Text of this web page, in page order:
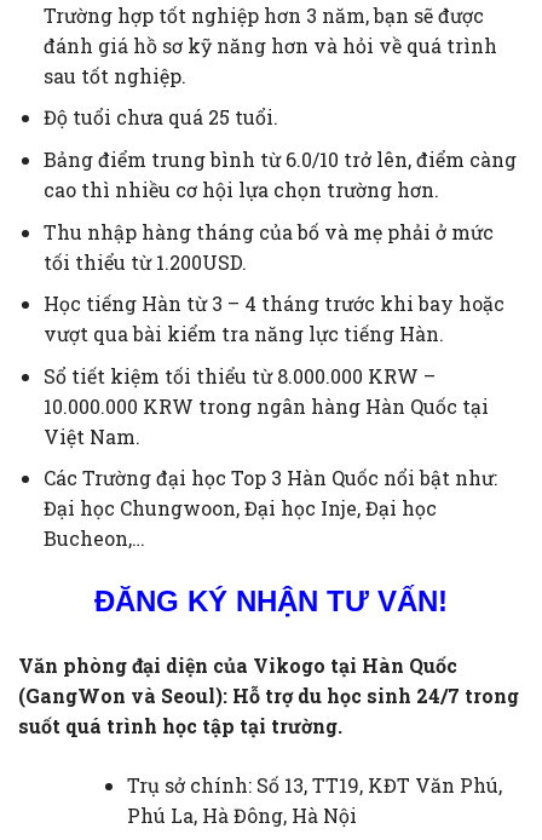
Trường hợp tốt nghiệp hơn 3 năm, bạn sẽ được
đánh giá hồ sơ kỹ năng hơn và hỏi về quá trình
sau tốt nghiệp.
Độ tuổi chưa quá 25 tuổi.
Bảng điểm trung bình từ 6.0/10 trở lên, điểm càng
cao thì nhiều cơ hội lựa chọn trường hơn.
Thu nhập hàng tháng của bố và mẹ phải ở mức
tối thiểu từ 1.200USD.
Học tiếng Hàn từ 3 – 4 tháng trước khi bay hoặc
vượt qua bài kiểm tra năng lực tiếng Hàn.
Sổ tiết kiệm tối thiểu từ 8.000.000 KRW –
10.000.000 KRW trong ngân hàng Hàn Quốc tại
Việt Nam.
Các Trường đại học Top 3 Hàn Quốc nổi bật như:
Đại học Chungwoon, Đại học Inje, Đại học
Bucheon,…
ĐĂNG KÝ NHẬN TƯ VẤN!
Văn phòng đại diện của Vikogo tại Hàn Quốc
(GangWon và Seoul): Hỗ trợ du học sinh 24/7 trong
suốt quá trình học tập tại trường.
Trụ sở chính: Số 13, TT19, KĐT Văn Phú,
Phú La, Hà Đông, Hà Nội